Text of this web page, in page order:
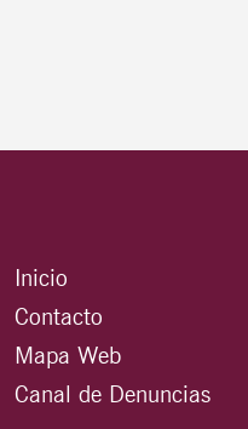
Inicio
Contacto
Mapa Web
Canal de Denuncias